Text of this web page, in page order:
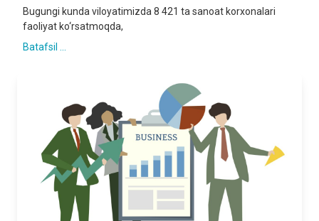
Bugungi kunda viloyatimizda 8 421 ta sanoat korxonalari
faoliyat ko‘rsatmoqda,
Batafsil ...